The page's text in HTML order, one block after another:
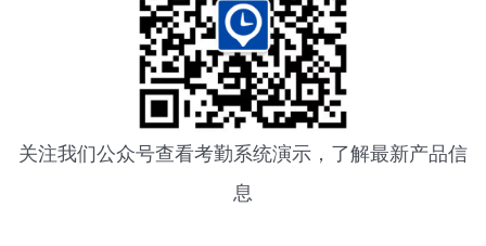
关注我们公众号查看考勤系统演示，了解最新产品信
息